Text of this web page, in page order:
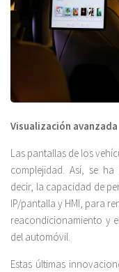
Visualización avanzada
Las pantallas de los
complejidad. Así, se
decir, la capacidad de
IP/pantalla y HMI, para
reacondicionamiento y
del automóvil.
Estas últimas